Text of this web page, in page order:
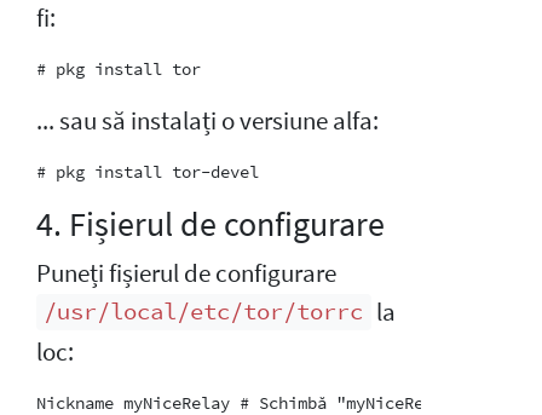
fi:
... sau să instalați o versiune alfa:
4. Fișierul de configurare
Puneți fișierul de configurare
/usr/local/etc/tor/torrc la
loc:
Nickname myNiceRelay # Schimbă "myNiceRelay" cu